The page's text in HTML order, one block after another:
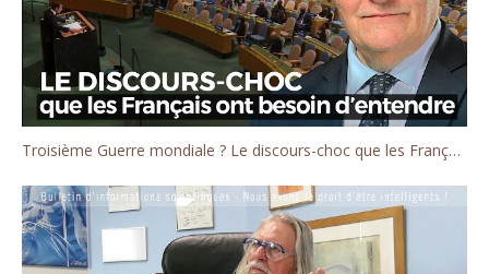
Troisième Guerre mondiale ? Le discours-choc que les Français ont besoin d'entendre